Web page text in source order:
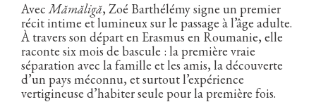
AvecMămăligă, Zoé Barthélémy signe un premier
récit intime et lumineux sur le passage à l’âge adulte.
À travers son départ en Erasmus en Roumanie, elle
raconte six mois de bascule : la première vraie
séparation avec la famille et les amis, la découverte
d’un pays méconnu, et surtout l’expérience
vertigineuse d’habiter seule pour la première fois.